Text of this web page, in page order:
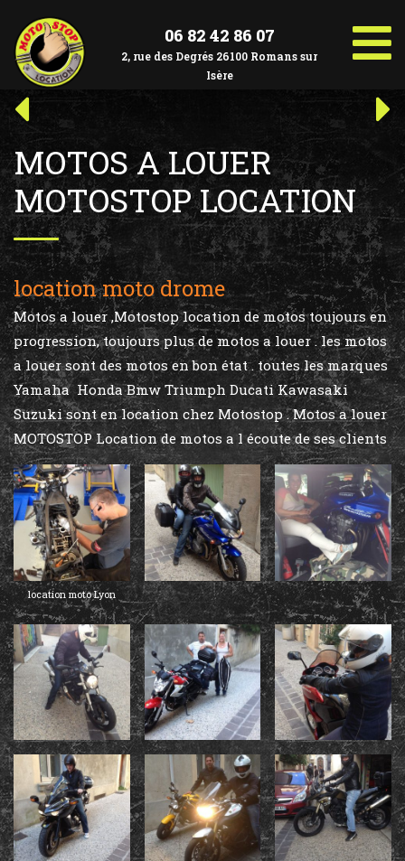
au
contenu
2, rue des Degrés 26100 Romans sur
Isère
06 82 42 86 07
Navigation
de
l’article
Article
précédent :
MOTOS A LOUER
MOTOSTOP LOCATION
location moto drome
Motos a louer ,Motostop location de motos toujours en
progression, toujours plus de motos a louer . les motos
a louer sont des motos en bon état . toutes les marques
Yamaha Honda Bmw Triumph Ducati Kawasaki
Suzuki sont en location chez Motostop . Motos a louer
MOTOSTOP Location de motos a l écoute de ses clients
location moto Lyon